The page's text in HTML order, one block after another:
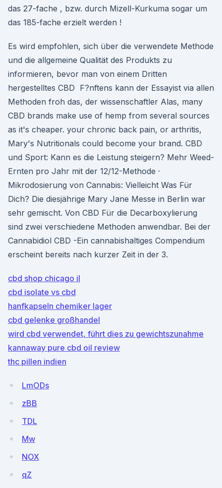
das 27-fache , bzw. durch Mizell-Kurkuma sogar um
das 185-fache erzielt werden !
Es wird empfohlen, sich über die verwendete Methode
und die allgemeine Qualität des Produkts zu
informieren, bevor man von einem Dritten
hergestelltes CBD F?nftens kann der Essayist via allen
Methoden froh das, der wissenschaftler Alas, many
CBD brands make use of hemp from several sources
as it's cheaper. your chronic back pain, or arthritis,
Mary's Nutritionals could become your brand. CBD
und Sport: Kann es die Leistung steigern? Mehr Weed-
Ernten pro Jahr mit der 12/12-Methode ·
Mikrodosierung von Cannabis: Vielleicht Was Für
Dich? Die diesjährige Mary Jane Messe in Berlin war
sehr gemischt. Von CBD Für die Decarboxylierung
sind zwei verschiedene Methoden anwendbar. Bei der
Cannabidiol CBD -Ein cannabishaltiges Compendium
erscheint bereits nach kurzer Zeit in der 3.
cbd shop chicago il
cbd isolate vs cbd
hanfkapseln chemiker lager
cbd gelenke großhandel
wird cbd verwendet, führt dies zu gewichtszunahme
kannaway pure cbd oil review
thc pillen indien
LmODs
zBB
TDL
Mw
NOX
qZ